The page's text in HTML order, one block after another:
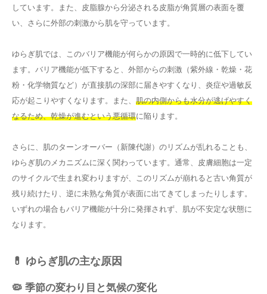
しています。また、皮脂腺から分泌される皮脂が角質層の表面を覆
い、さらに外部の刺激から肌を守っています。
ゆらぎ肌では、このバリア機能が何らかの原因で一時的に低下してい
ます。バリア機能が低下すると、外部からの刺激（紫外線・乾燥・花
粉・化学物質など）が直接肌の深部に届きやすくなり、炎症や過敏反
応が起こりやすくなります。また、 肌の内側からも水分が逃げやすく
なるため、乾燥が進むという悪循環に陥ります。
さらに、肌のターンオーバー（新陳代謝）のリズムが乱れることも、
ゆらぎ肌のメカニズムに深く関わっています。通常、皮膚細胞は一定
のサイクルで生まれ変わりますが、このリズムが崩れると古い角質が
残り続けたり、逆に未熟な角質が表面に出てきてしまったりします。
いずれの場合もバリア機能が十分に発揮されず、肌が不安定な状態に
なります。
💊 ゆらぎ肌の主な原因
🦠 季節の変わり目と気候の変化